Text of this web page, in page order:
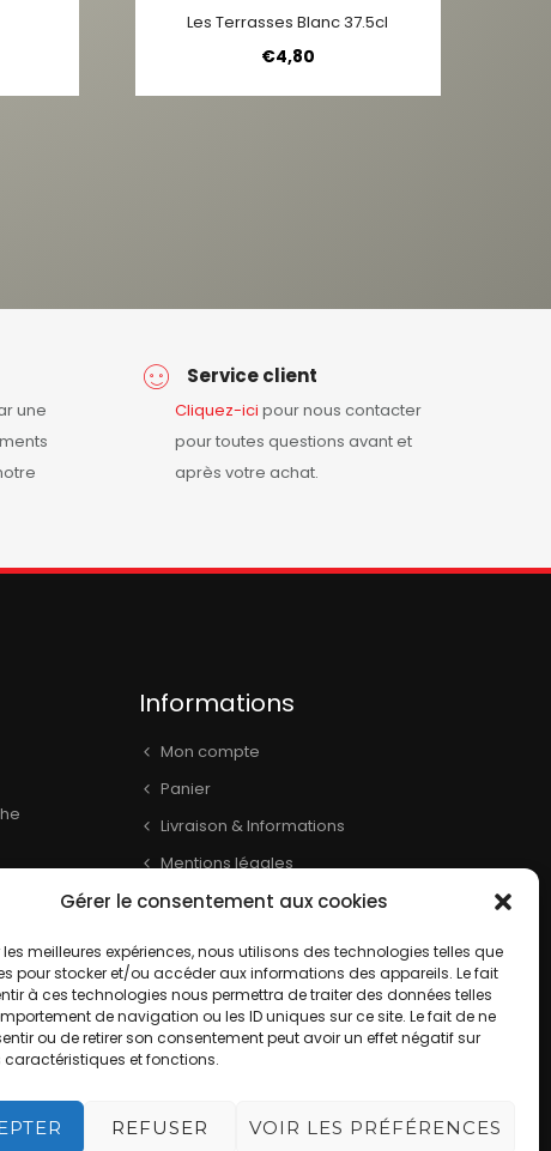
Gérer le consentement aux cookies
les meilleures expériences, nous utilisons des technologies telles que
pour stocker et/ou accéder aux informations des appareils. Le fait
à ces technologies nous permettra de traiter des données telles
de navigation ou les ID uniques sur ce site. Le fait de ne
ou de retirer son consentement peut avoir un effet négatif sur
caractéristiques et fonctions.
REFUSER VOIR LES PRÉFÉRENCES
Les Terrasses Blanc 37.5cl
€4,80
une
Service client
Cliquez-ici pour nous contacter
pour toutes questions avant et
après votre achat.
Informations
Mon compte
Panier
Livraison & Informations
Mentions légales
Conditions générales